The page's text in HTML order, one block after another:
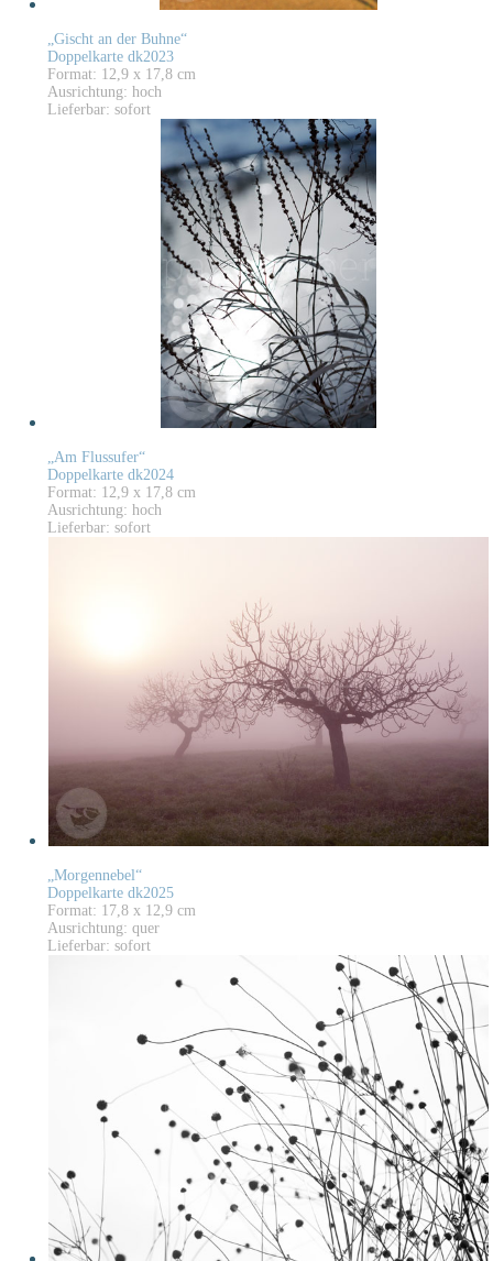
„Gischt an der Buhne“
Doppelkarte dk2023
Format: 12,9 x 17,8 cm
Ausrichtung: hoch
Lieferbar: sofort
„Am Flussufer“
Doppelkarte dk2024
Format: 12,9 x 17,8 cm
Ausrichtung: hoch
Lieferbar: sofort
„Morgennebel“
Doppelkarte dk2025
Format: 17,8 x 12,9 cm
Ausrichtung: quer
Lieferbar: sofort